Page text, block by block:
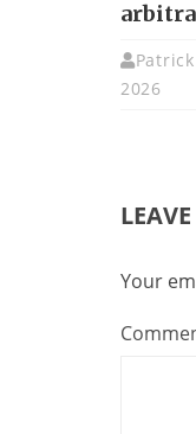
2026
Your